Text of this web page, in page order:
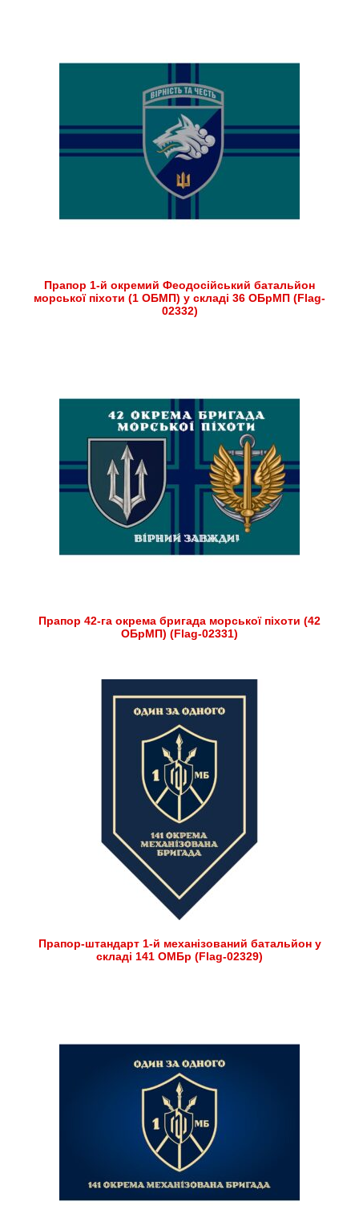
Прапор 1-й окремий Феодосійський батальйон
морської піхоти (1 ОБМП) у складі 36 ОБрМП (Flag-
02332)
Прапор 42-га окрема бригада морської піхоти (42
ОБрМП) (Flag-02331)
Прапор-штандарт 1-й механізований батальйон у
складі 141 ОМБр (Flag-02329)